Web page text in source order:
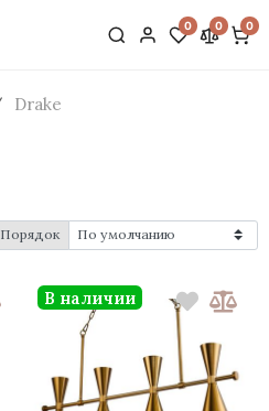
0 0 0
Drake
Порядок
В наличии